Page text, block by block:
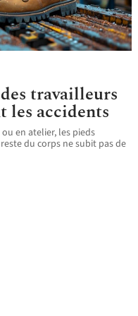
travailleurs
les accidents
en atelier, les pieds
du corps ne subit pas de